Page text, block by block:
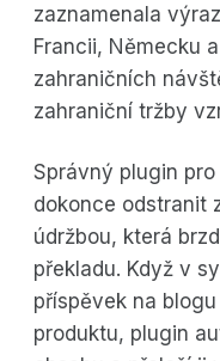
zaznamenala
Francii, Německu
zahraničních
zahraniční tržby
Správný plugin
dokonce odstranit
údržbou, která
překladu. Když v
příspěvek na
produktu, plugin